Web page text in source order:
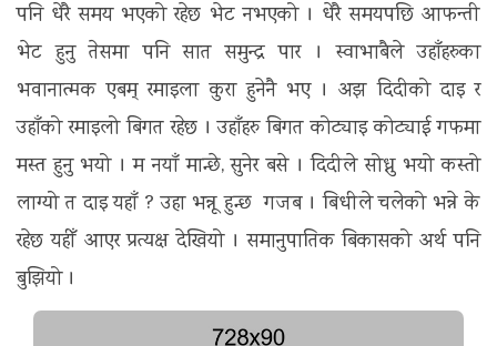
पनि धेरै समय भएको रहेछ भेट नभएको । धेरै समयपछि आफन्ती
भेट हुनु तेसमा पनि सात समुन्द्र पार । स्वाभाबैले उहाँहरुका
भवानात्मक एबम् रमाइला कुरा हुनेनै भए । अझ दिदीको दाइ र
उहाँको रमाइलो बिगत रहेछ । उहाँहरु बिगत कोट्याइ कोट्याई गफमा
मस्त हुनु भयो । म नयाँ मान्छे, सुनेर बसे । दिदीले सोध्नु भयो कस्तो
लाग्यो त दाइ यहाँ ? उहा भन्नू हुन्छ गजब । बिधीले चलेको भन्ने के
रहेछ यहीँ आएर प्रत्यक्ष देखियो । समानुपातिक बिकासको अर्थ पनि
बुझियो ।